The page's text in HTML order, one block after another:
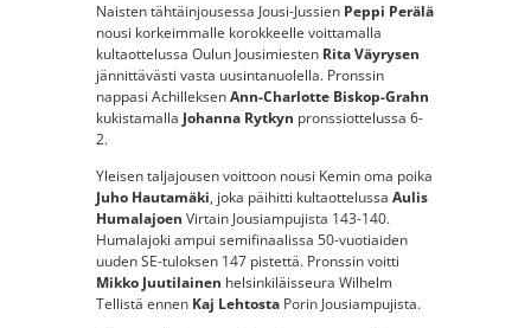
Naisten tähtäinjousessa Jousi-Jussien Peppi Perälä
nousi korkeimmalle korokkeelle voittamalla
kultaottelussa Oulun Jousimiesten Rita Väyrysen
jännittävästi vasta uusintanuolella. Pronssin
nappasi AchilleksenAnn-Charlotte Biskop-Grahn
kukistamalla Johanna Rytkyn pronssiottelussa 6-
2.
Yleisen taljajousen voittoon nousi Kemin oma poika
Juho Hautamäki, joka päihitti kultaottelussa Aulis
Humalajoen Virtain Jousiampujista 143-140.
Humalajoki ampui semifinaalissa 50-vuotiaiden
uuden SE-tuloksen 147 pistettä. Pronssin voitti
Mikko Juutilainen helsinkiläisseura Wilhelm
Tellistä ennen Kaj LehtostaPorin Jousiampujista.